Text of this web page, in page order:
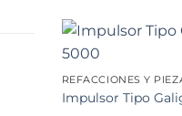
Impulsor Tipo